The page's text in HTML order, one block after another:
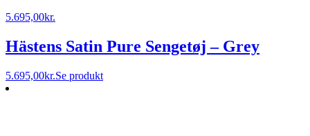
5.695,00kr.
Hästens Satin Pure Sengetøj – Grey
5.695,00kr.Se produkt